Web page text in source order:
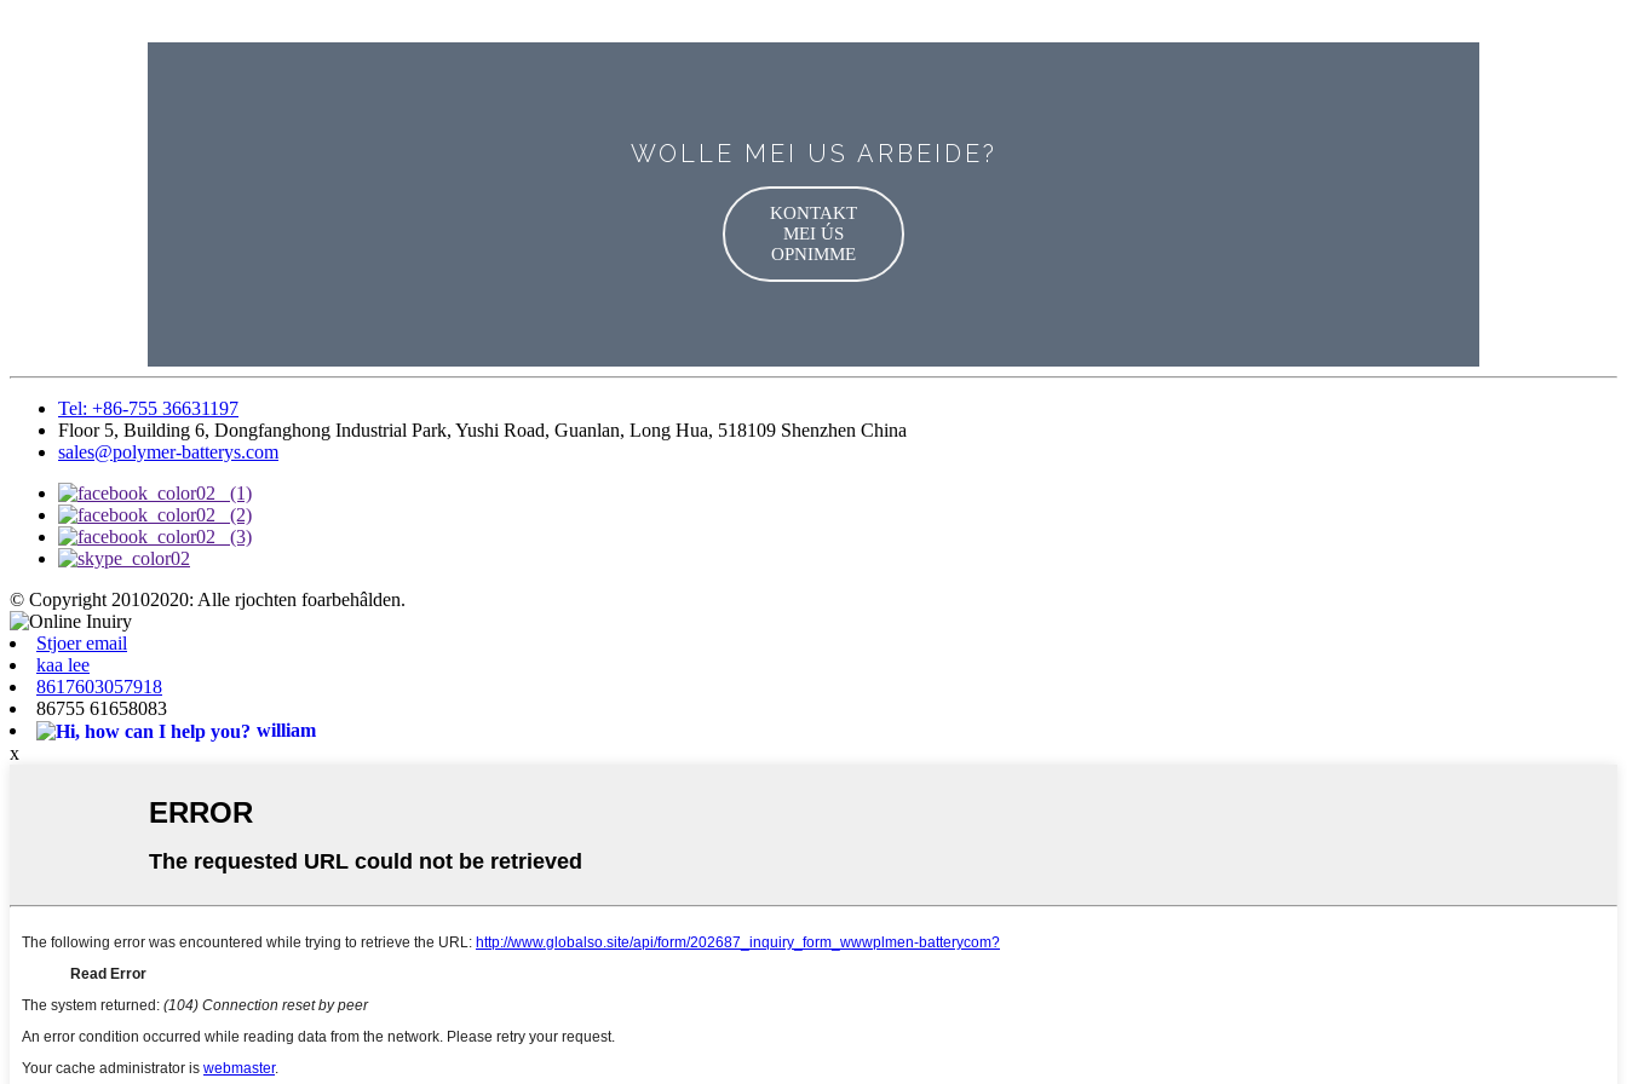
WOLLE MEI US ARBEIDE?
KONTAKT
MEI ÚS
OPNIMME
Tel: +86-755 36631197
Floor 5, Building 6, Dongfanghong Industrial Park, Yushi Road, Guanlan, Long Hua, 518109 Shenzhen China
sales@polymer-batterys.com
© Copyright 20102020: Alle rjochten foarbehâlden.
Stjoer email
kaa lee
8617603057918
86755 61658083
william
x